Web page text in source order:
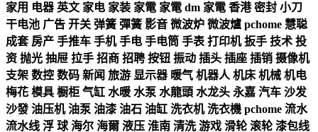
家用 电器 英文 家电 家装 家電 家電 dm 家電 香港 密封 小刀
干电池 广告 开关 弹簧 彈簧 影音 微波炉 微波爐 pchome 慧聪
成套 房产 手推车 手机 手电 手电筒 手表 打印机 扳手 技术 投
资 抛光 抽屉 拉手 招商 招聘 按钮 振动 插头 插座 插销 摄像机
支架 数控 数码 新闻 旅游 显示器 暖气 机器人 机床 机械 机电
梅花 模具 橱柜 气缸 水暖 水泵 水龍頭 水龙头 永嘉 汽车 沙发
沙發 油压机 油泵 油漆 油石 油缸 洗衣机 洗衣機 pchome 流水
流水线 浮 球 海尔 海爾 液压 淮南 清洗 游戏 滑轮 滚轮 漆包线